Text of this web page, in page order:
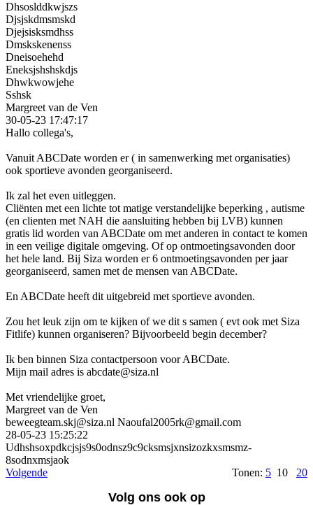
Dhsoslddkwjszs
Djsjskdmsmskd
Djejsisksmdhss
Dmskskenenss
Dneisoehehd
Eneksjshshskdjs
Dhwkwowjehe
Sshsk
Margreet van de Ven
30-05-23 17:47:17
Hallo collega's,
Vanuit ABCDate worden er ( in samenwerking met organisaties)
ook sportieve avonden georganiseerd.
Ik zal het even uitleggen.
Cliënten met een lichte tot matige verstandelijke beperking , autisme
(en clienten met NAH die aansluiting hebben bij LVB) kunnen
gratis lid worden van ABCDate om met anderen in contact te komen
in een veilige digitale omgeving. Of op ontmoetingsavonden door
het hele land. Bij Siza worden er 6 ontmoetingsavonden per jaar
georganiseerd, samen met de mensen van ABCDate.
En ABCDate heeft dit uitgebreid met sportieve avonden.
Zou het leuk zijn om te kijken of we dit s samen ( evt ook met Siza
Fitlife) kunnen organiseren? Bijvoorbeeld begin december?
Ik ben binnen Siza contactpersoon voor ABCDate.
Mijn mail adres is abcdate@siza.nl
Met vriendelijke groet,
Margreet van de Ven
beweegteam.skj@siza.nl Naoufal2005rk@gmail.com
28-05-23 15:25:22
Udhshsoxpdkcjsjs9s0odns­z9c9cksmsjxnsizozkxsmsmz­
8sodnxmsjaok
Volgende
Tonen: 5 10 20
Volg ons ook op